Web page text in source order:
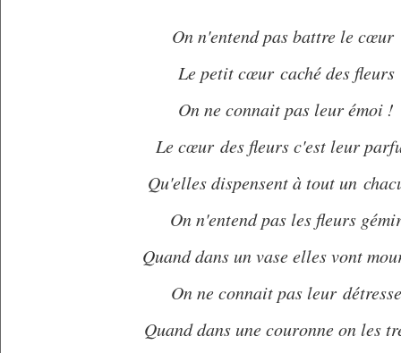
On n'entend pas battre le cœur
Le petit cœur caché des fleurs
On ne connait pas leur émoi !
Le cœur des fleurs c'est leur
Qu'elles dispensent à tout un
On n'entend pas les fleurs
Quand dans un vase elles vont
On ne connait pas leur détresse
Quand dans une couronne on les